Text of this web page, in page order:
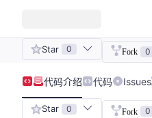
Star 0 Fork 0
代码介绍 代码 Issues
Star 0 Fork 0